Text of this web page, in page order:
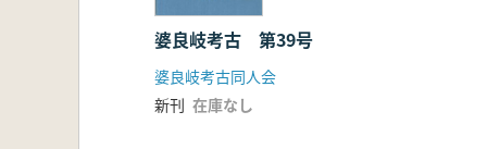
婆良岐考古 第39号
婆良岐考古同人会
新刊 在庫なし